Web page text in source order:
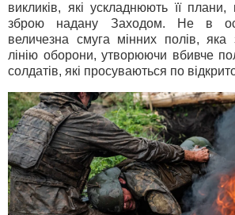
викликів, які ускладнюють її
зброю надану Заходом. Не в
величезна смуга мінних полів, яка
лінію оборони, утворюючи вбивче
солдатів, які просуваються по